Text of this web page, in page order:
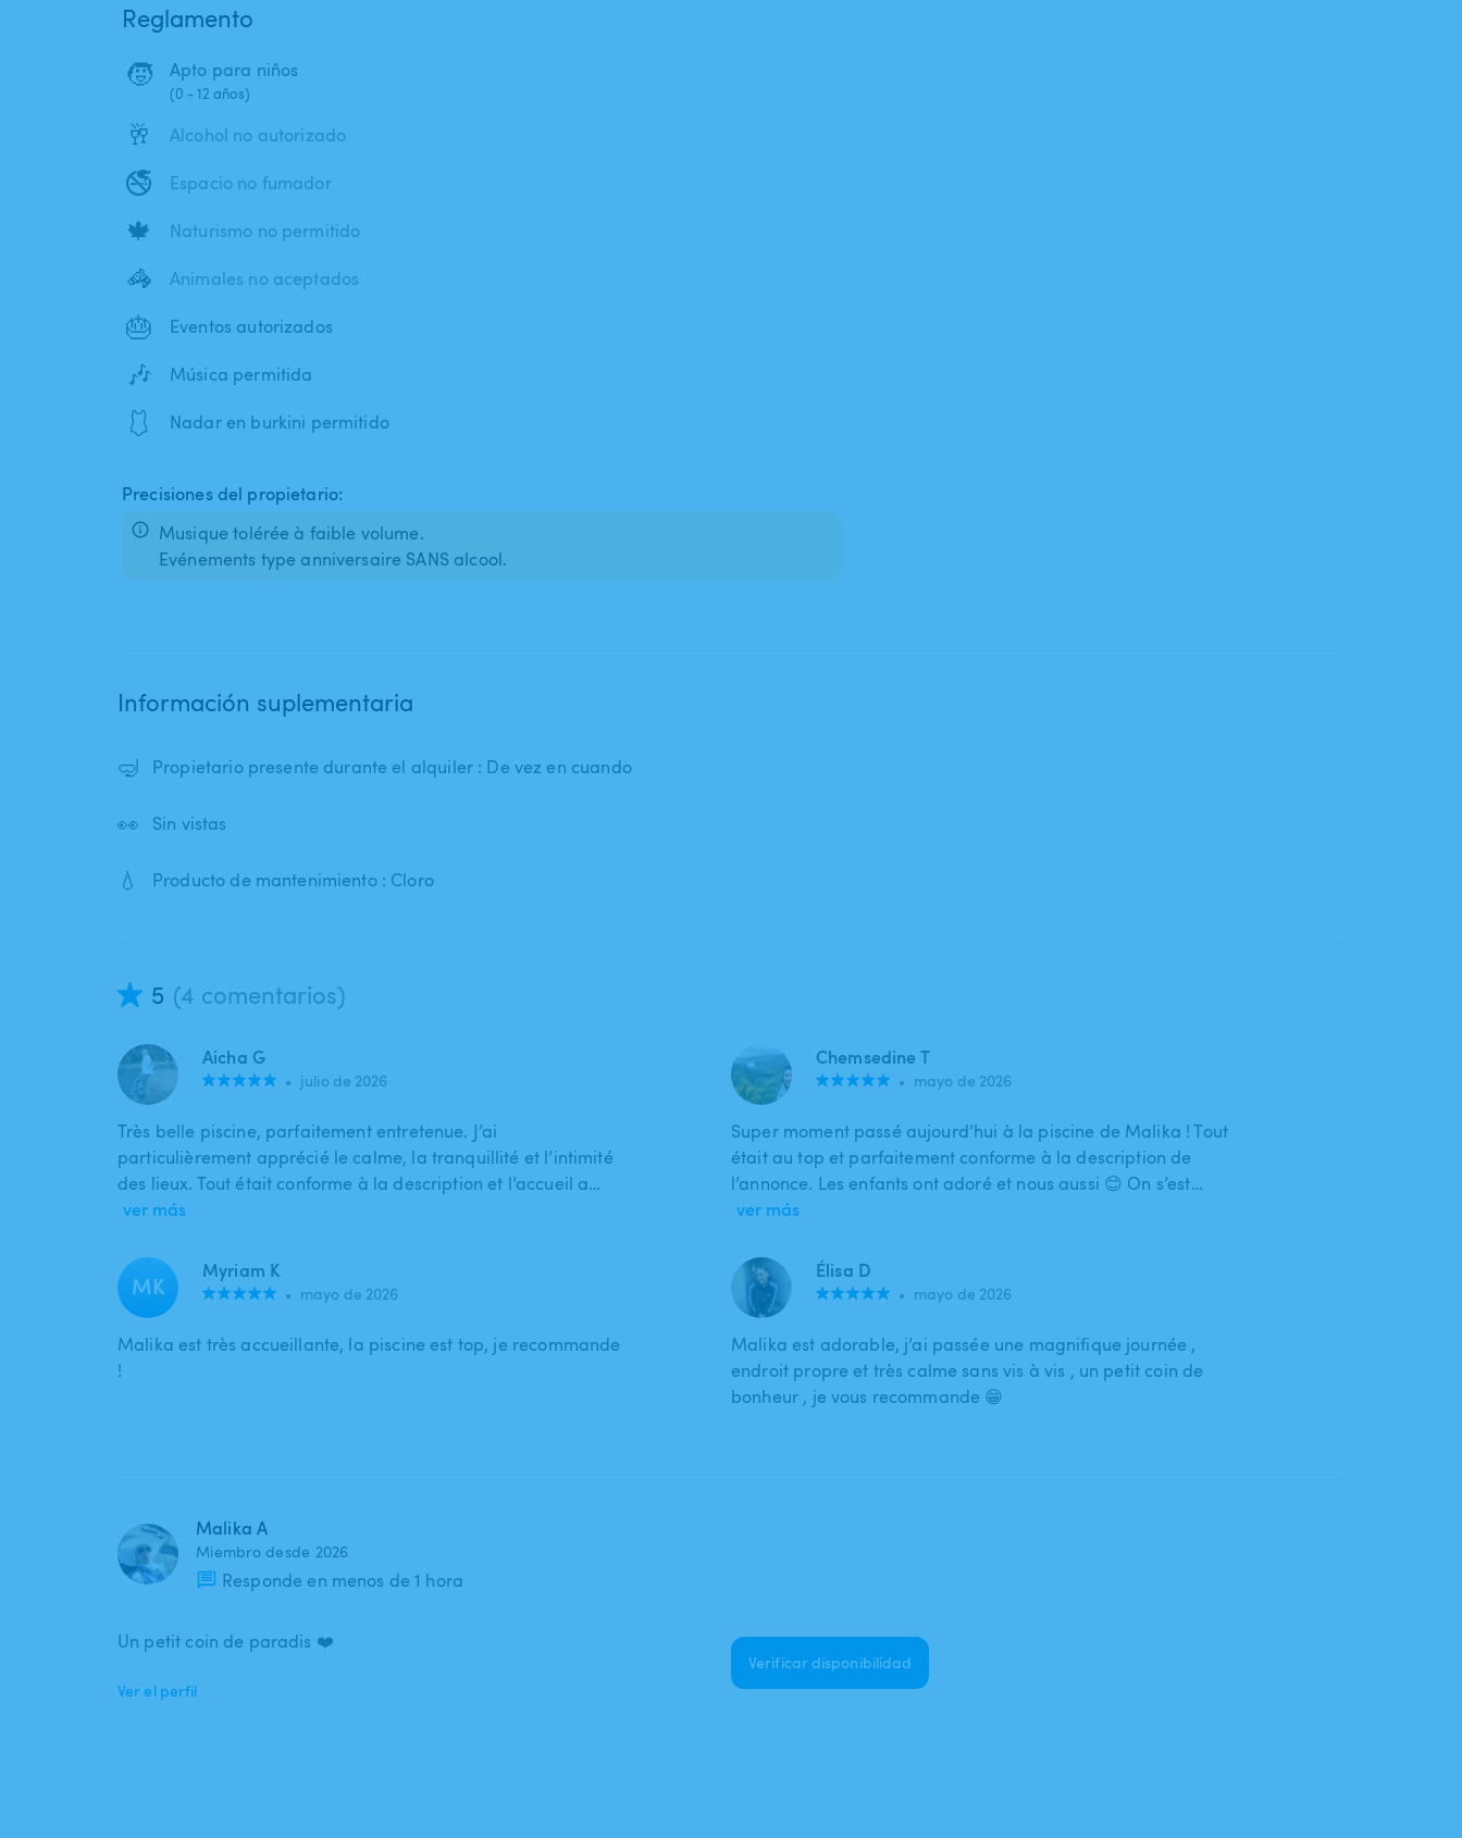
Reglamento
🧒 Apto para niños
(0 - 12 años)
🥂 Alcohol no autorizado
🚭 Espacio no fumador
🍁 Naturismo no permitido
🦓 Animales no aceptados
🎂 Eventos autorizados
🎶 Música permitida
🩱 Nadar en burkini permitido
Precisiones del propietario:
Musique tolérée à faible volume.
Evénements type anniversaire SANS alcool.
Información suplementaria
🤿 Propietario presente durante el alquiler : De vez en cuando
👀 Sin vistas
💧 Producto de mantenimiento : Cloro
5 (4 comentarios)
Aicha G
• julio de 2026
Très belle piscine, parfaitement entretenue. J’ai
particulièrement apprécié le calme, la tranquillité et l’intimité
des lieux. Tout était conforme à la description et l’accueil a…
ver más
Chemsedine T
• mayo de 2026
Super moment passé aujourd’hui à la piscine de Malika ! Tout
était au top et parfaitement conforme à la description de
l’annonce. Les enfants ont adoré et nous aussi 😊 On s’est…
ver más
MK Myriam K
• mayo de 2026
Malika est très accueillante, la piscine est top, je recommande
!
Élisa D
• mayo de 2026
Malika est adorable, j’ai passée une magnifique journée ,
endroit propre et très calme sans vis à vis , un petit coin de
bonheur , je vous recommande 😁
Malika A
Miembro desde 2026
Responde en menos de 1 hora
Un petit coin de paradis ❤️
Ver el perfil
Verificar disponibilidad